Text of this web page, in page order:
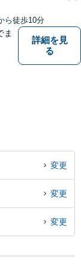
ら徒歩10分
ま
詳細を見
る
変更
変更
変更